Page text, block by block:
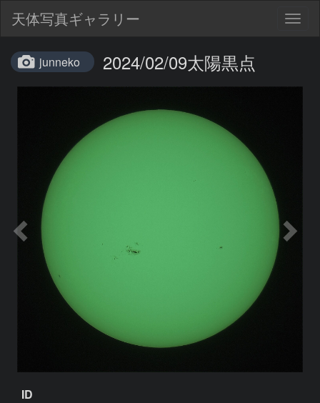
天体写真ギャラリー
junneko 2024/02/09太陽黒点
ID